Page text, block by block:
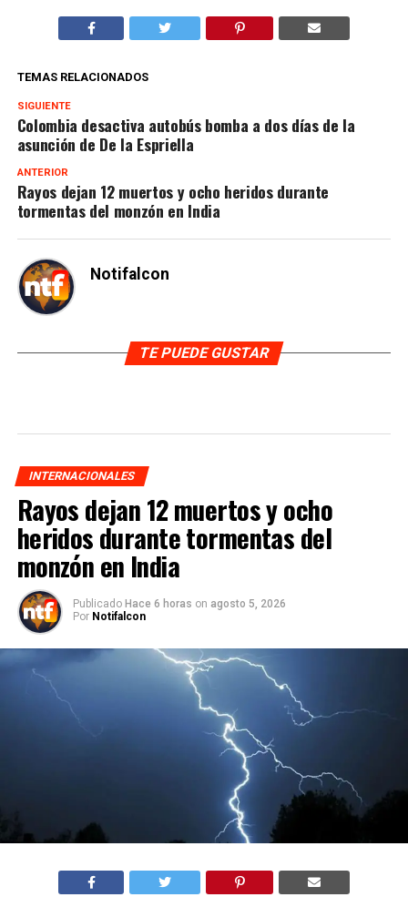
TEMAS RELACIONADOS
SIGUIENTE
Colombia desactiva autobús bomba a dos días de la
asunción de De la Espriella
ANTERIOR
Rayos dejan 12 muertos y ocho heridos durante
tormentas del monzón en India
Notifalcon
TE PUEDE GUSTAR
INTERNACIONALES
Rayos dejan 12 muertos y ocho
heridos durante tormentas del
monzón en India
Publicado Hace 6 horas on agosto 5, 2026
Por Notifalcon